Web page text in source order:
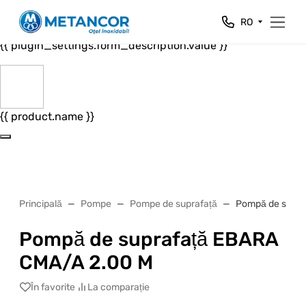
Close
{{ plugin_settings.form_header.value }}
{{ plugin_settings.form_description.value }}
{{ product.name }}
RO
Principală Pompe Pompe de suprafață Pompă de
Pompă de suprafață EBARA
CMA/A 2.00 M
În favorite La comparație